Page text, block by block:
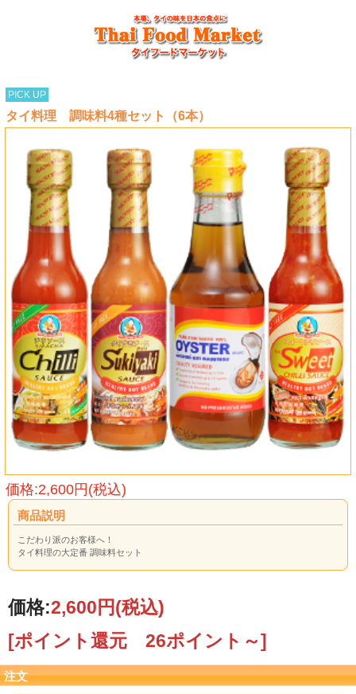
PICK UP
タイ料理 調味料4種セット（6本）
価格:2,600円(税込)
商品説明
こだわり派のお客様へ！
タイ料理の大定番 調味料セット
価格:2,600円(税込)
[ポイント還元 26ポイント～]
注文